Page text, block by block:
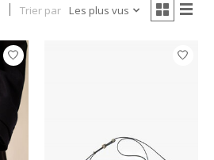
Trier par Les plus vus